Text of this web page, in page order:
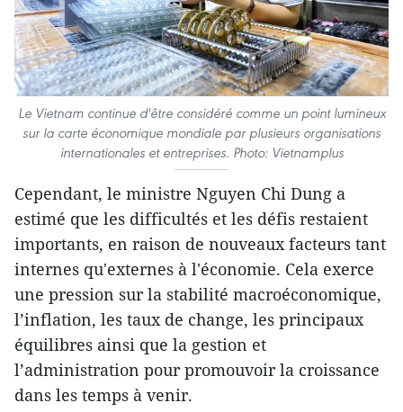
Le Vietnam continue d'être considéré comme un point lumineux
sur la carte économique mondiale par plusieurs organisations
internationales et entreprises. Photo: Vietnamplus
Cependant, le ministre Nguyen Chi Dung a
estimé que les difficultés et les défis restaient
importants, en raison de nouveaux facteurs tant
internes qu'externes à l'économie. Cela exerce
une pression sur la stabilité macroéconomique,
l’inflation, les taux de change, les principaux
équilibres ainsi que la gestion et
l’administration pour promouvoir la croissance
dans les temps à venir.